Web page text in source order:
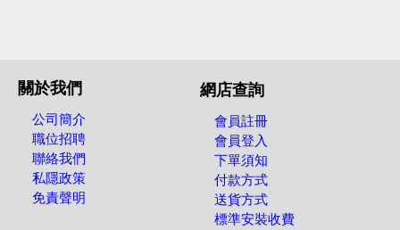
關於我們
公司簡介
職位招聘
聯絡我們
私隱政策
免責聲明
網店查詢
會員註冊
會員登入
下單須知
付款方式
送貨方式
標準安裝收費